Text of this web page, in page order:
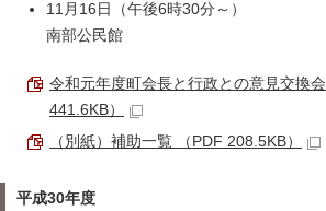
11月16日（午後6時30分～）
南部公民館
令和元年度町会長と行政との意見交換
441.6KB）
（別紙）補助一覧 （PDF 208.5KB）
平成30年度